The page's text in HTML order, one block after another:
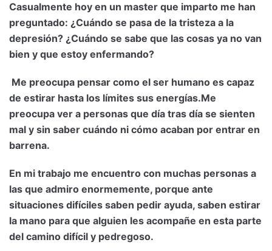
Casualmente hoy en un master que imparto me han
preguntado: ¿Cuándo se pasa de la tristeza a la
depresión? ¿Cuándo se sabe que las cosas ya no van
bien y que estoy enfermando?
Me preocupa pensar como el ser humano es capaz
de estirar hasta los límites sus energías.Me
preocupa ver a personas que día tras día se sienten
mal y sin saber cuándo ni cómo acaban por entrar en
barrena.
En mi trabajo me encuentro con muchas personas a
las que admiro enormemente, porque ante
situaciones difíciles saben pedir ayuda, saben estirar
la mano para que alguien les acompañe en esta parte
del camino difícil y pedregoso.